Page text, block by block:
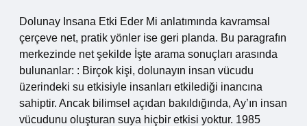
Dolunay Insana Etki Eder Mi anlatımında kavramsal
çerçeve net, pratik yönler ise geri planda. Bu paragrafın
merkezinde net şekilde İşte arama sonuçları arasında
bulunanlar: : Birçok kişi, dolunayın insan vücudu
üzerindeki su etkisiyle insanları etkilediği inancına
sahiptir. Ancak bilimsel açıdan bakıldığında, Ay’ın insan
vücudunu oluşturan suya hiçbir etkisi yoktur. 1985